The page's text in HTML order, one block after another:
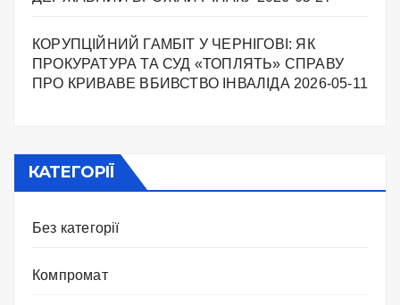
КОРУПЦІЙНИЙ ГАМБІТ У ЧЕРНІГОВІ: ЯК
ПРОКУРАТУРА ТА СУД «ТОПЛЯТЬ» СПРАВУ
ПРО КРИВАВЕ ВБИВСТВО ІНВАЛІДА 2026-05-11
КАТЕГОРІЇ
Без категорії
Компромат